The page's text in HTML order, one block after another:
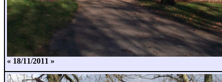
« 18/11/2011 »